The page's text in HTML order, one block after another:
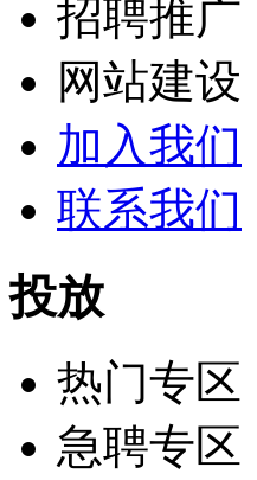
招聘推广
网站建设
加入我们
联系我们
投放
热门专区
急聘专区